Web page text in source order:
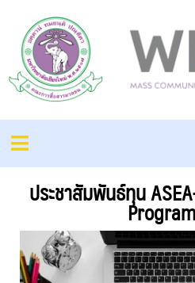
ประชาสัมพันธ์ทุน